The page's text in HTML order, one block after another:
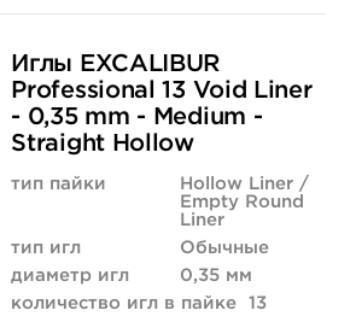
215 руб.
купить
2 043 руб.
нет на складе
Иглы EXCALIBUR
Professional 13 Void Liner
- 0,35 mm - Medium -
Straight Hollow
тип пайки
Hollow Liner /
Empty Round
Liner
тип игл
Обычные
диаметр игл
0,35 мм
количество игл в пайке
13